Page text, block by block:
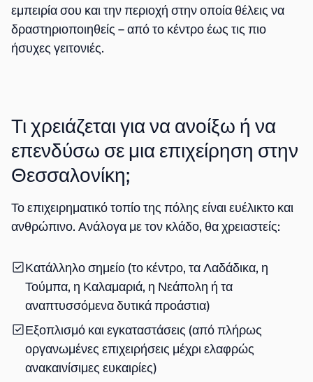
εμπειρία σου και την περιοχή στην οποία θέλεις να
δραστηριοποιηθείς – από το κέντρο έως τις πιο
ήσυχες γειτονιές.
Τι χρειάζεται για να ανοίξω ή να
επενδύσω σε μια επιχείρηση στην
Θεσσαλονίκη;
Το επιχειρηματικό τοπίο της πόλης είναι ευέλικτο και
ανθρώπινο. Ανάλογα με τον κλάδο, θα χρειαστείς:
Κατάλληλο σημείο (το κέντρο, τα Λαδάδικα, η
Τούμπα, η Καλαμαριά, η Νεάπολη ή τα
αναπτυσσόμενα δυτικά προάστια)
Εξοπλισμό και εγκαταστάσεις (από πλήρως
οργανωμένες επιχειρήσεις μέχρι ελαφρώς
ανακαινίσιμες ευκαιρίες)